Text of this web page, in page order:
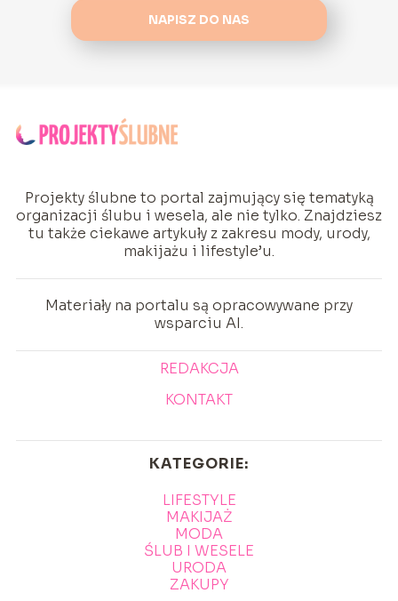
NAPISZ DO NAS
Projekty ślubne to portal zajmujący się tematyką
organizacji ślubu i wesela, ale nie tylko. Znajdziesz
tu także ciekawe artykuły z zakresu mody, urody,
makijażu i lifestyle’u.
Materiały na portalu są opracowywane przy
wsparciu AI.
REDAKCJA
KONTAKT
KATEGORIE:
LIFESTYLE
MAKIJAŻ
MODA
ŚLUB I WESELE
URODA
ZAKUPY